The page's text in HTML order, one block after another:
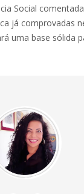
Social
já comprovadas
uma base sólida